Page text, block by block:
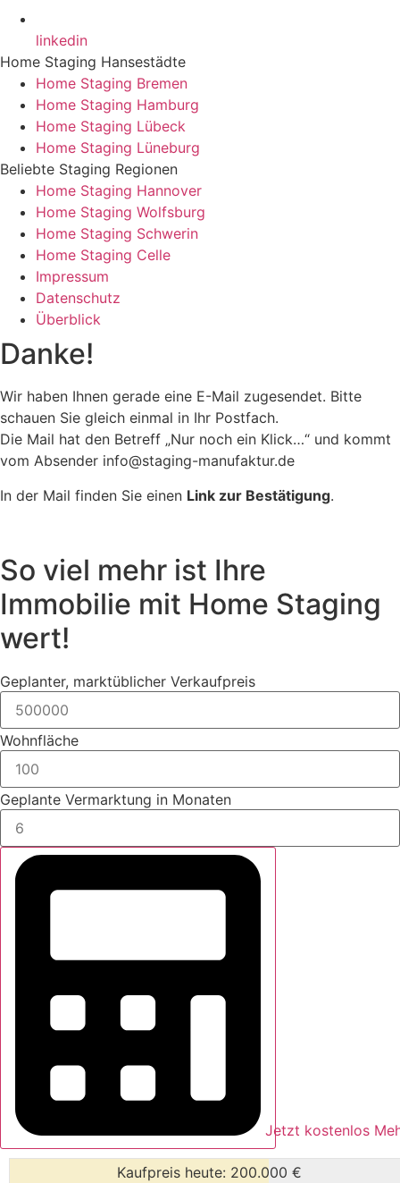
linkedin
Home Staging Hansestädte
Home Staging Bremen
Home Staging Hamburg
Home Staging Lübeck
Home Staging Lüneburg
Beliebte Staging Regionen
Home Staging Hannover
Home Staging Wolfsburg
Home Staging Schwerin
Home Staging Celle
Impressum
Datenschutz
Überblick
Danke!
Wir haben Ihnen gerade eine E-Mail zugesendet. Bitte
schauen Sie gleich einmal in Ihr Postfach.
Die Mail hat den Betreff „Nur noch ein Klick…“ und kommt
vom Absender info@staging-manufaktur.de
In der Mail finden Sie einen Link zur Bestätigung.
So viel mehr ist Ihre
Immobilie mit Home Staging
wert!
Geplanter, marktüblicher Verkaufpreis
Wohnfläche
Geplante Vermarktung in Monaten
Jetzt kostenlos
Kaufpreis heute: 200.000 €